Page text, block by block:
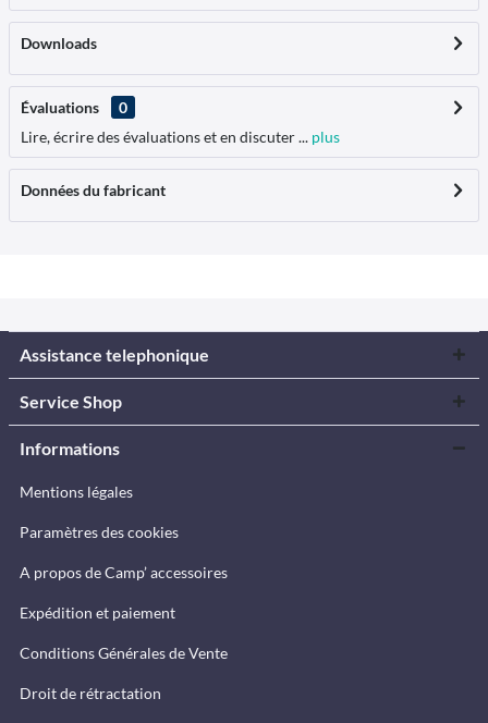
Downloads
Évaluations
0
Lire, écrire des évaluations et en discuter ... plus
Données du fabricant
Assistance telephonique
Service Shop
Informations
Mentions légales
Paramètres des cookies
A propos de Camp’ accessoires
Expédition et paiement
Conditions Générales de Vente
Droit de rétractation